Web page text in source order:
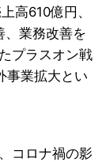
高610億円、
、業務改善を
プラスオン戦
事業拡大とい
コロナ禍の影